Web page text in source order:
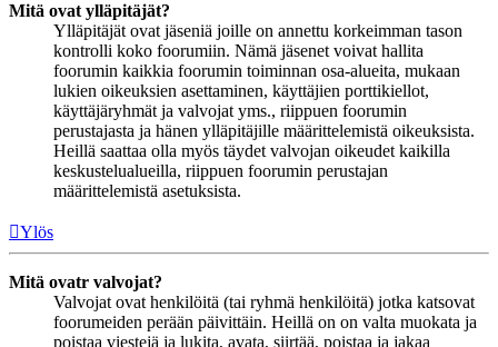
Mitä ovat ylläpitäjät?
Ylläpitäjät ovat jäseniä joille on annettu korkeimman tason
kontrolli koko foorumiin. Nämä jäsenet voivat hallita
foorumin kaikkia foorumin toiminnan osa-alueita, mukaan
lukien oikeuksien asettaminen, käyttäjien porttikiellot,
käyttäjäryhmät ja valvojat yms., riippuen foorumin
perustajasta ja hänen ylläpitäjille määrittelemistä oikeuksista.
Heillä saattaa olla myös täydet valvojan oikeudet kaikilla
keskustelualueilla, riippuen foorumin perustajan
määrittelemistä asetuksista.
Ylös
Mitä ovatr valvojat?
Valvojat ovat henkilöitä (tai ryhmä henkilöitä) jotka katsovat
foorumeiden perään päivittäin. Heillä on on valta muokata ja
poistaa viestejä ja lukita, avata, siirtää, poistaa ja jakaa